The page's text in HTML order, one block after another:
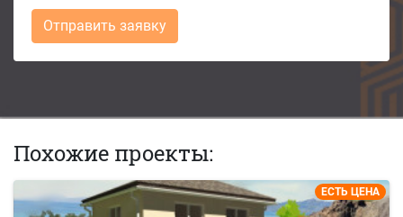
Отправить заявку
Похожие проекты:
ЕСТЬ ЦЕНА